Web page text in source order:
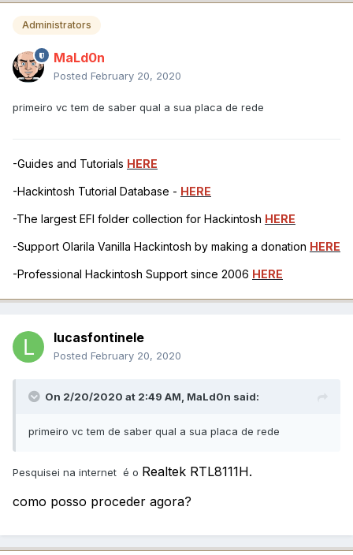
Administrators
MaLd0n
Posted February 20, 2020
primeiro vc tem de saber qual a sua placa de rede
-Guides and Tutorials HERE
-Hackintosh Tutorial Database - HERE
-The largest EFI folder collection for Hackintosh HERE
-Support Olarila Vanilla Hackintosh by making a donation HERE
-Professional Hackintosh Support since 2006 HERE
lucasfontinele
Posted February 20, 2020
On 2/20/2020 at 2:49 AM, MaLd0n said:
primeiro vc tem de saber qual a sua placa de rede
Pesquisei na internet é o Realtek RTL8111H.
como posso proceder agora?